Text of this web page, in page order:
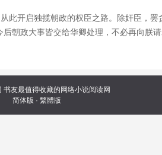
此开启独揽朝政的权臣之路。除奸臣，
朝政大事皆交给华卿处理，不必再向朕
书友最值得收藏的网络小说阅读网
简体版 · 繁體版